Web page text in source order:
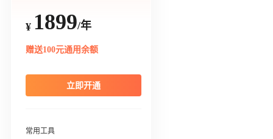
¥ 1899/年
赠送100元通用余额
立即开通
常用工具